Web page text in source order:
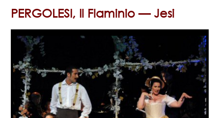
PERGOLESI, Il Flaminio — Jesi